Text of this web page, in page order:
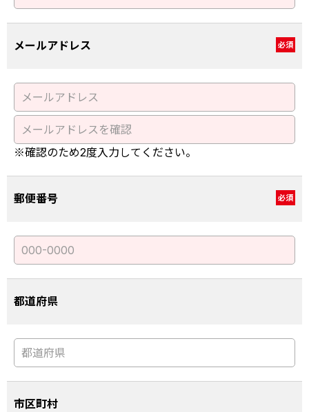
メールアドレス 必須
※確認のため2度入力してください。
郵便番号 必須
都道府県
市区町村